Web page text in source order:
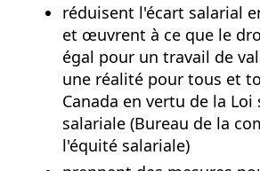
réduisent l'écart salarial
et œuvrent à ce que le
égal pour un travail de
une réalité pour tous et
Canada en vertu de la
salariale (Bureau de la
l'équité salariale)